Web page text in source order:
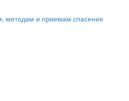
методам и приемам спасения